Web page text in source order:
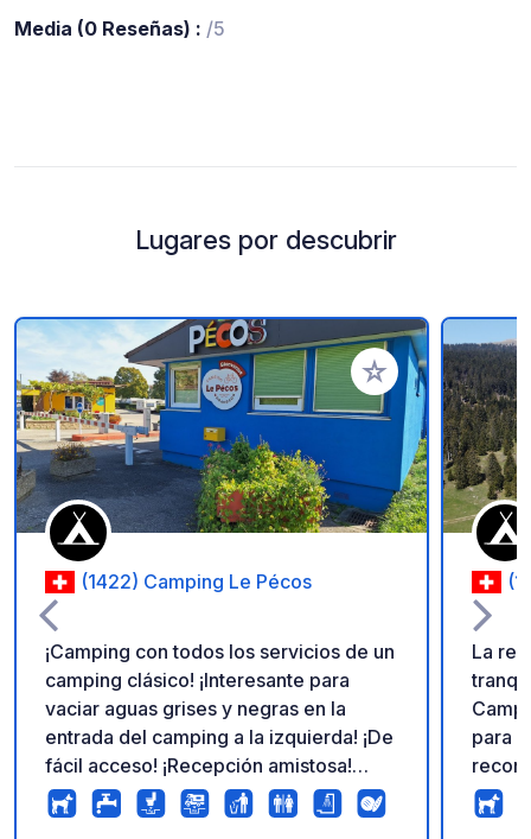
Media (0 Reseñas) : /5
Lugares por descubrir
Añadir a tus
(1422) Camping Le Pécos
¡Camping con todos los servicios de un
camping clásico! ¡Interesante para
vaciar aguas grises y negras en la
entrada del camping a la izquierda! ¡De
fácil acceso! ¡Recepción amistosa!
¡Para simplemente drenar el agua,
debe hacerlo durante el horario de
La
para